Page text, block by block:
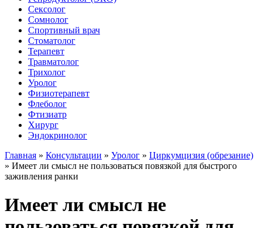
Сексолог
Сомнолог
Спортивный врач
Стоматолог
Терапевт
Травматолог
Трихолог
Уролог
Физиотерапевт
Флеболог
Фтизиатр
Хирург
Эндокринолог
Главная » Консультации » Уролог » Циркумцизия (обрезание)
» Имеет ли смысл не пользоваться повязкой для быстрого
заживления ранки
Имеет ли смысл не